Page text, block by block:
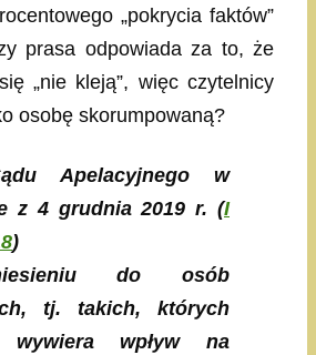
„pokrycia faktów”
prasa odpowiada za to, że
„nie kleją”, więc czytelnicy
osobę skorumpowaną?
Apelacyjnego w
z 4 grudnia 2019 r. (I
)
do osób
tj. takich, których
wywiera wpływ na